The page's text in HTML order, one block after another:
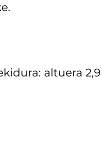
altuera 2,9